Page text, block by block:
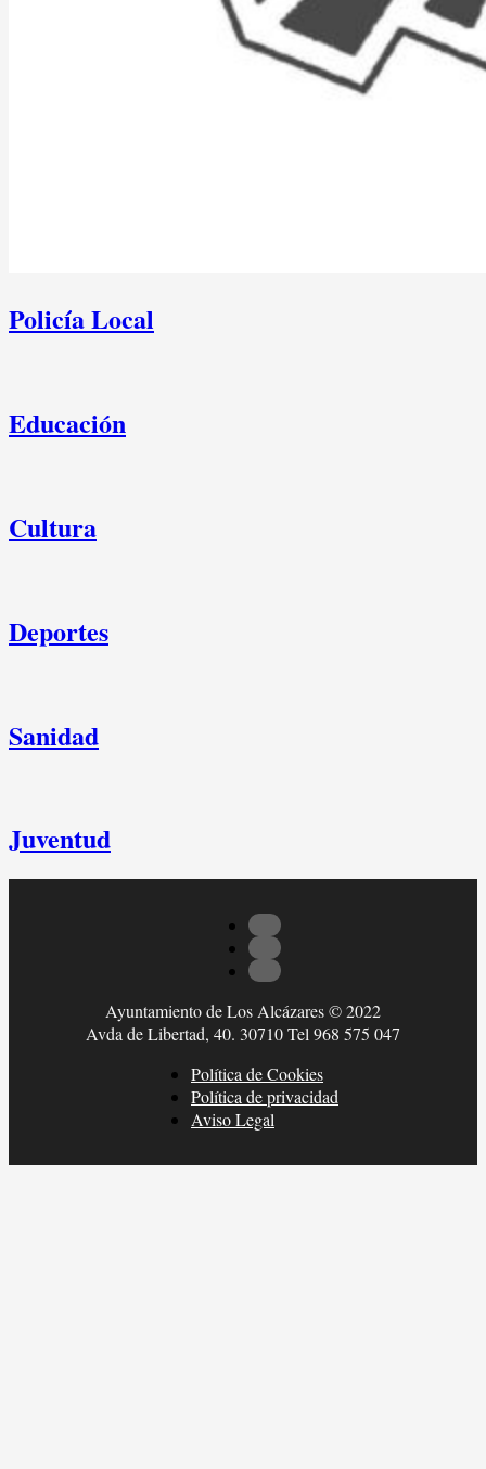
Policía Local
Educación
Cultura
Deportes
Sanidad
Juventud
Ayuntamiento de Los Alcázares © 2022
Avda de Libertad, 40. 30710 Tel 968 575 047
Política de Cookies
Política de privacidad
Aviso Legal